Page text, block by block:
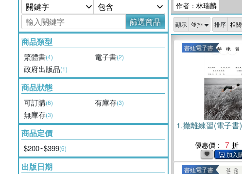
篩選商品
商品類型
繁體書(4) 電子書(2)
政府出版品(1)
商品狀態
可訂購(6) 有庫存(3)
無庫存(3)
商品定價
$200~$399(6)
出版日期
作者：林瑞麟
顯示 排序
書紐電子書
1.撤離練習(電子書)
優惠價： 7
書紐電子書